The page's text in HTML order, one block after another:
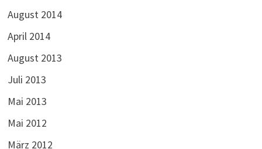
August 2014
April 2014
August 2013
Juli 2013
Mai 2013
Mai 2012
März 2012